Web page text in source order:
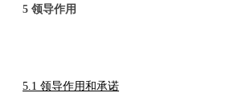
5 领导作用
5.1 领导作用和承诺